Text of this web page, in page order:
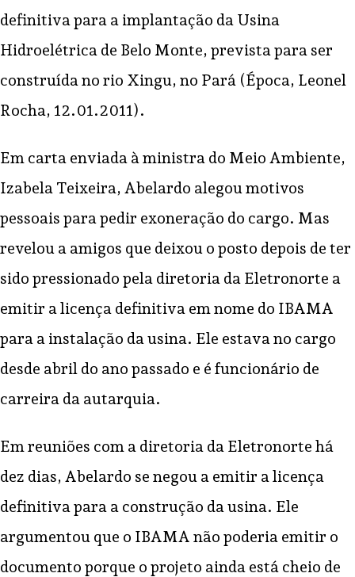
definitiva para a implantação da Usina
Hidroelétrica de Belo Monte, prevista para ser
construída no rio Xingu, no Pará (Época, Leonel
Rocha, 12.01.2011).
Em carta enviada à ministra do Meio Ambiente,
Izabela Teixeira, Abelardo alegou motivos
pessoais para pedir exoneração do cargo. Mas
revelou a amigos que deixou o posto depois de ter
sido pressionado pela diretoria da Eletronorte a
emitir a licença definitiva em nome do IBAMA
para a instalação da usina. Ele estava no cargo
desde abril do ano passado e é funcionário de
carreira da autarquia.
Em reuniões com a diretoria da Eletronorte há
dez dias, Abelardo se negou a emitir a licença
definitiva para a construção da usina. Ele
argumentou que o IBAMA não poderia emitir o
documento porque o projeto ainda está cheio de